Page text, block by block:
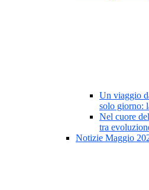
Un viaggio
solo giorno:
Nel cuore
tra
Notizie Maggio